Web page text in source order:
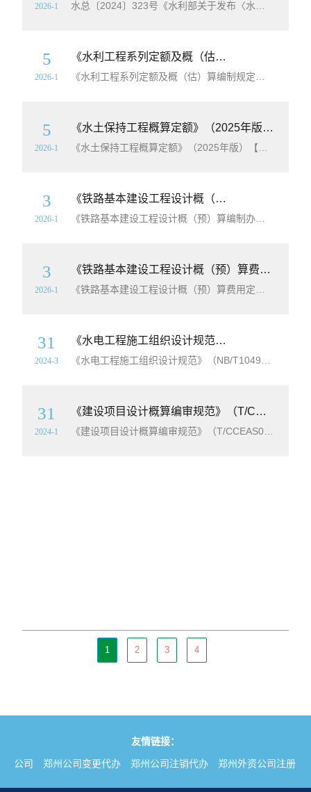
2026-1
5
2026-1
《水利工程系列定额及概（估）算编制规定》（2025年版）（水总〔2024〕323号全部附件）【全套11册】【高清PDF版下载】
5
2026-1
《水土保持工程概算定额》（2025年版）（水总〔2024〕323号附件8）【高清PDF版下载】
3
2026-1
《铁路基本建设工程设计概（预）算编制办法》（TB10801-2024）【全文附高清无水印PDF版下载】
3
2026-1
《铁路基本建设工程设计概（预）算费用定额》（TB10811-2024）【全文附高清无水印PDF版下载】
31
2024-3
《水电工程施工组织设计规范》（NB/T10491-2021）【全文附高清无水印PDF+Word版下载】
31
2024-1
《建设项目设计概算编审规范》（T/CCEAS005-2023）【全文附高清PDF+Word版下载】
1 2 3 4
友情链接：
公司
郑州公司变更代办 郑州公司注销代办 郑州外资公司注册